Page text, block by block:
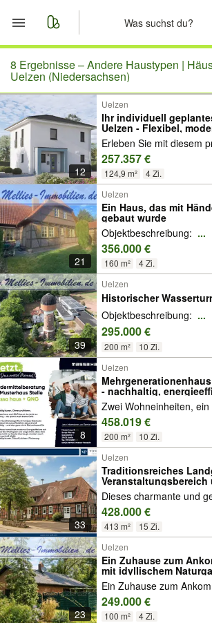
Start
Merkliste
Nachrichten
Anzeige aufgeben
8 Ergebnisse –Andere Haustypen |
Uelzen (Niedersachsen)
12
Uelzen
Ihr individuell
Uelzen - Flexibel,
mit allkauf
Erleben Sie mit diesem
257.357 €
124,9 m² 4 Zi.
21
Uelzen
Ein Haus, das mit
gebaut wurde
Objektbeschreibung: ...
356.000 €
160 m² 4 Zi.
39
Uelzen
Historischer
Objektbeschreibung: ...
295.000 €
200 m² 10 Zi.
8
Uelzen
- nachhaltig,
zukunftssicher
Zwei Wohneinheiten, ein
458.019 €
200 m² 10 Zi.
33
Uelzen
Traditionsreiches
Nutzungspotenzial
Dieses charmante und
428.000 €
413 m² 15 Zi.
23
Uelzen
Ein Zuhause zum
mit idyllischem
Ein Zuhause zum
249.000 €
100 m² 4 Zi.